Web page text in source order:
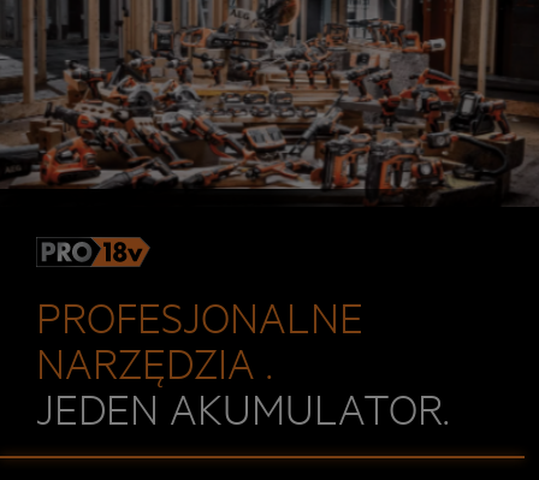
PROFESJONALNE
NARZĘDZIA .
JEDEN AKUMULATOR.